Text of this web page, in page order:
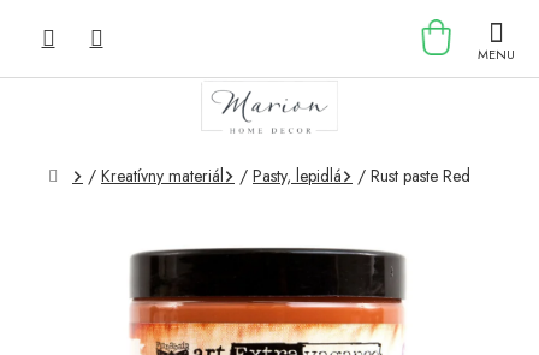
KOŠÍK
Domov
/ Kreatívny materiál / Pasty, lepidlá / Rust paste Red